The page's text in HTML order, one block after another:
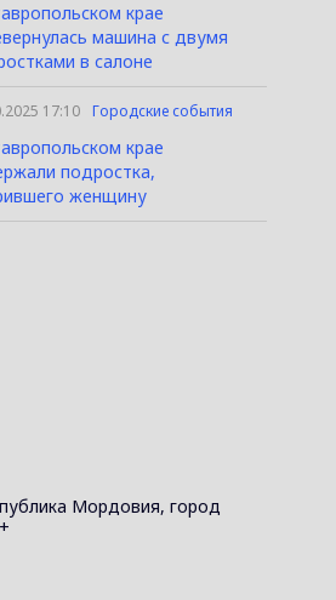
крае
машина с двумя
в салоне
17:10 Городские события
крае
подростка,
женщину
Мордовия, город